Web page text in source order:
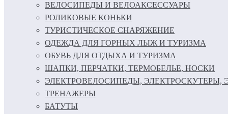
ВЕЛОСИПЕДЫ И ВЕЛОАКСЕССУАРЫ
РОЛИКОВЫЕ КОНЬКИ
ТУРИСТИЧЕСКОЕ СНАРЯЖЕНИЕ
ОДЕЖДА ДЛЯ ГОРНЫХ ЛЫЖ И ТУРИЗМА
ОБУВЬ ДЛЯ ОТДЫХА И ТУРИЗМА
ШАПКИ, ПЕРЧАТКИ, ТЕРМОБЕЛЬЕ, НОСКИ
ЭЛЕКТРОВЕЛОСИПЕДЫ, ЭЛЕКТРОСКУТЕРЫ,
ТРЕНАЖЕРЫ
БАТУТЫ